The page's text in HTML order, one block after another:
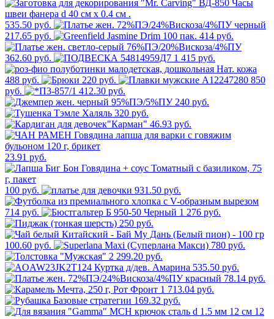
535.50 руб.
217.65 руб.
414 руб.
362.60 руб. 1 415 руб.
488 руб. 220 руб.
850
руб.
412.30 руб.
240 руб.
320 руб.
46.93 руб.
23.91 руб.
100 руб. 931.50 руб.
714 руб.
1 276 руб.
250 руб.
100.60 руб.
780 руб.
2 299.20 руб.
535.50 руб.
78.14 руб.
1 713.04 руб.
169.32 руб.